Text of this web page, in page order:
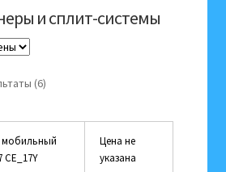
и сплит-системы
(6)Цены:
возрастанию
мобильный
CE_17Y
Цена не
указана